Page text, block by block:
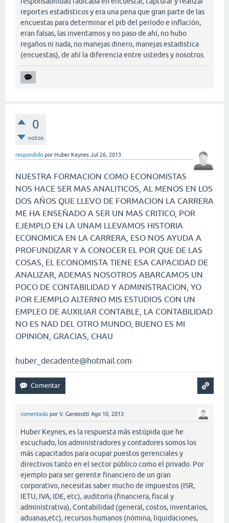
reportes estadisticos y era una pena que gran parte de las
encuestas para determinar el pib del período e inflación,
eran falsas, las inventamos y no paso de ahí, no hubo
regaños ni nada, no manejas dinero, manejas estadistica
(encuestas), de ahí la diferencia entre ustedes y nosotros.
0
votos
respondido por Huber Keynes Jul 26, 2013
NUESTRA FORMACION COMO ECONOMISTAS
NOS HACE SER MAS ANALITICOS, AL MENOS EN LOS
DOS AÑOS QUE LLEVO DE FORMACION LA CARRERA
ME HA ENSEÑADO A SER UN MAS CRITICO, POR
EJEMPLO EN LA UNAM LLEVAMOS HISTORIA
ECONOMICA EN LA CARRERA, ESO NOS AYUDA A
PROFUNDIZAR Y A CONOCER EL POR QUE DE LAS
COSAS, EL ECONOMISTA TIENE ESA CAPACIDAD DE
ANALIZAR, ADEMAS NOSOTROS ABARCAMOS UN
POCO DE CONTABILIDAD Y ADMINISTRACION, YO
POR EJEMPLO ALTERNO MIS ESTUDIOS CON UN
EMPLEO DE AUXILIAR CONTABLE, LA CONTABILIDAD
NO ES NAD DEL OTRO MUNDO, BUENO ES MI
OPINION, GRACIAS, CHAU
huber_decadente@hotmail.com
comentado por V. Ganezotti Ago 10, 2013
Huber Keynes, es la respuesta más estúpida que he
escuchado, los administradores y contadores somos los
más capacitados para ocupar puestos gerenciales y
directivos tanto en el sector público como el privado. Por
ejemplo para ser gerente financiero de un gran
corporativo, necesitas saber mucho de impuestos (ISR,
IETU, IVA, IDE, etc), auditoría (financiera, fiscal y
administrativa), Contabilidad (general, costos, inventarios,
aduanas,etc), recursos humanos (nómina, liquidaciones,